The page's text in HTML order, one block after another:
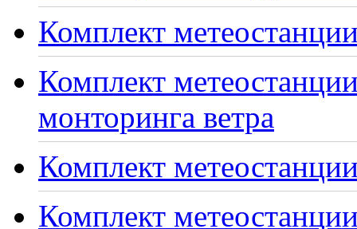
Комплект
Комплект
монторинга ветра
Комплект
Комплект